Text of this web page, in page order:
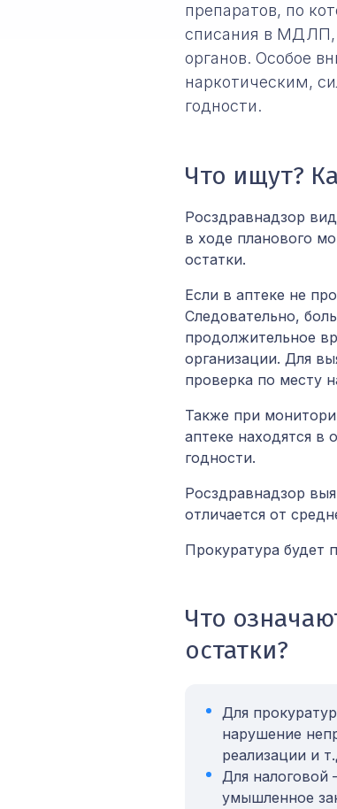
препаратов, по
списания в МДЛП,
органов. Особое
наркотическим,
годности.
Что ищут?
Росздравнадзор
в ходе планового
остатки.
Если в аптеке не
Следовательно,
продолжительное
организации. Для
проверка по месту
Также при
аптеке находятся в
годности.
Росздравнадзор
отличается от
Прокуратура будет
Что
остатки?
Для
нарушение
реализации и
Для налоговой
умышленное